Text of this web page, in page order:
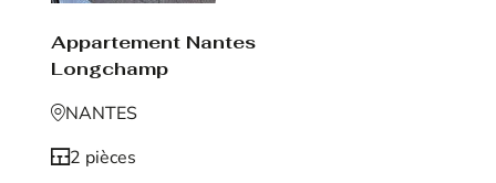
Appartement Nantes
Longchamp
NANTES
2 pièces